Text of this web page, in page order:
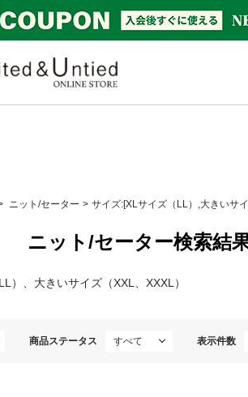
ニット/セーター サイズ:[XLサイズ（LL）,大きいサ
ニット/セーター検索結
）、大きいサイズ（XXL、XXXL）
商品ステータス 表示件数